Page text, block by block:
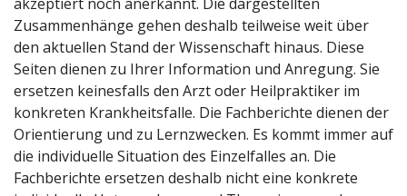
Zusammenhänge gehen deshalb teilweise weit über
den aktuellen Stand der Wissenschaft hinaus. Diese
Seiten dienen zu Ihrer Information und Anregung. Sie
ersetzen keinesfalls den Arzt oder Heilpraktiker im
konkreten Krankheitsfalle. Die Fachberichte dienen der
Orientierung und zu Lernzwecken. Es kommt immer auf
die individuelle Situation des Einzelfalles an. Die
Fachberichte ersetzen deshalb nicht eine konkrete